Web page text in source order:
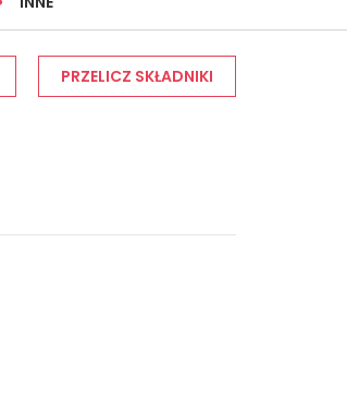
PRZELICZ SKŁADNIKI